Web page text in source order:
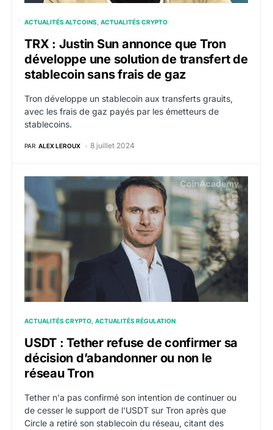
ACTUALITÉS ALTCOINS ACTUALITÉS CRYPTO
TRX : Justin Sun annonce que Tron
développe une solution de transfert de
stablecoin sans frais de gaz
Tron développe un stablecoin aux transferts grauits,
avec les frais de gaz payés par les émetteurs de
stablecoins.
PAR ALEX LEROUX 8 juillet 2024
USDT : Tether refuse de confirmer sa décision
ACTUALITÉS CRYPTO ACTUALITÉS RÉGULATION
USDT : Tether refuse de confirmer sa
décision d’abandonner ou non le
réseau Tron
Tether n'a pas confirmé son intention de continuer ou
de cesser le support de l'USDT sur Tron après que
Circle a retiré son stablecoin du réseau, citant des